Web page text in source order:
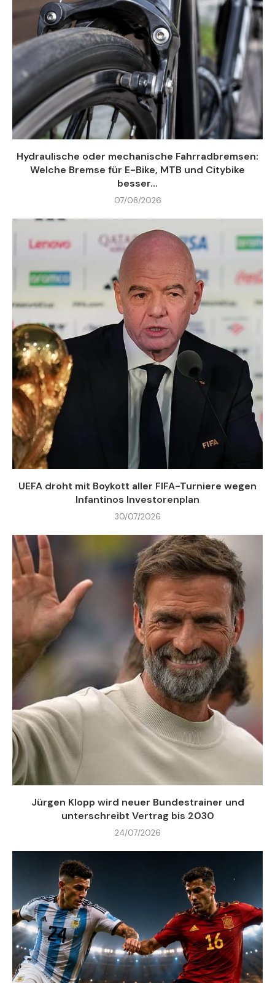
Hydraulische oder mechanische Fahrradbremsen:
Welche Bremse für E-Bike, MTB und Citybike
besser...
07/08/2026
UEFA droht mit Boykott aller FIFA-Turniere wegen
Infantinos Investorenplan
30/07/2026
Jürgen Klopp wird neuer Bundestrainer und
unterschreibt Vertrag bis 2030
24/07/2026